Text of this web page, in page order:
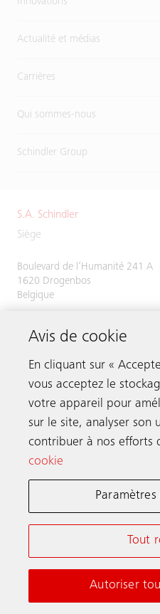
Actualité et médias
Carrières
Qui sommes-nous
Schindler Group
S.A. Schindler
Siège
Boulevard de l’Humanité 241 A
1620 Drogenbos
Belgique
RPM : Bruxelles
BE 0416.481.673
Prenez contact
Schindler dans le
Notice d’information et
Avis de cookie
En cliquant sur «
vous acceptez le
votre appareil pour
sur le site, analyser son
contribuer à nos efforts
cookie
Tout
Autoriser